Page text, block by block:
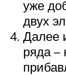
уже
двух
Далее
ряда –